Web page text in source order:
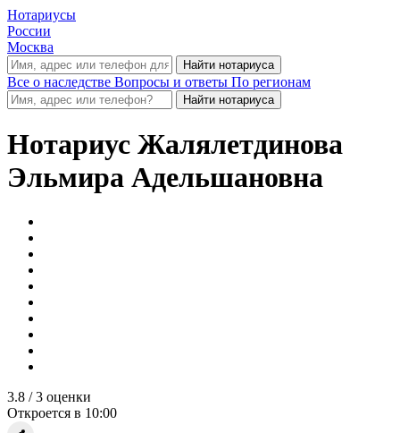
Нотариусы
России
Москва
Все о наследстве Вопросы и ответы По регионам
Нотариус Жалялетдинова
Эльмира Адельшановна
3.8 / 3 оценки
Откроется в 10:00